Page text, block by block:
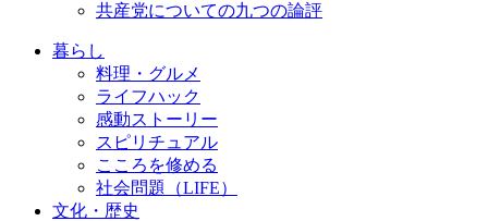
共産党についての九つの論評
暮らし
料理・グルメ
ライフハック
感動ストーリー
スピリチュアル
こころを修める
社会問題（LIFE）
文化・歴史